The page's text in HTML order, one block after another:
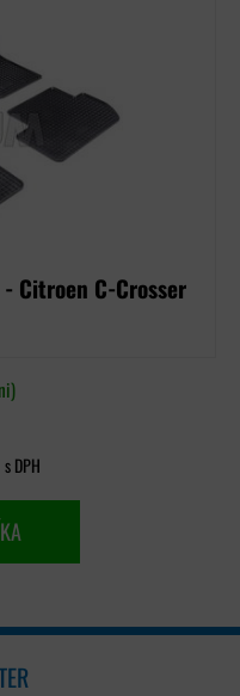
Citroen C-Crosser
s DPH